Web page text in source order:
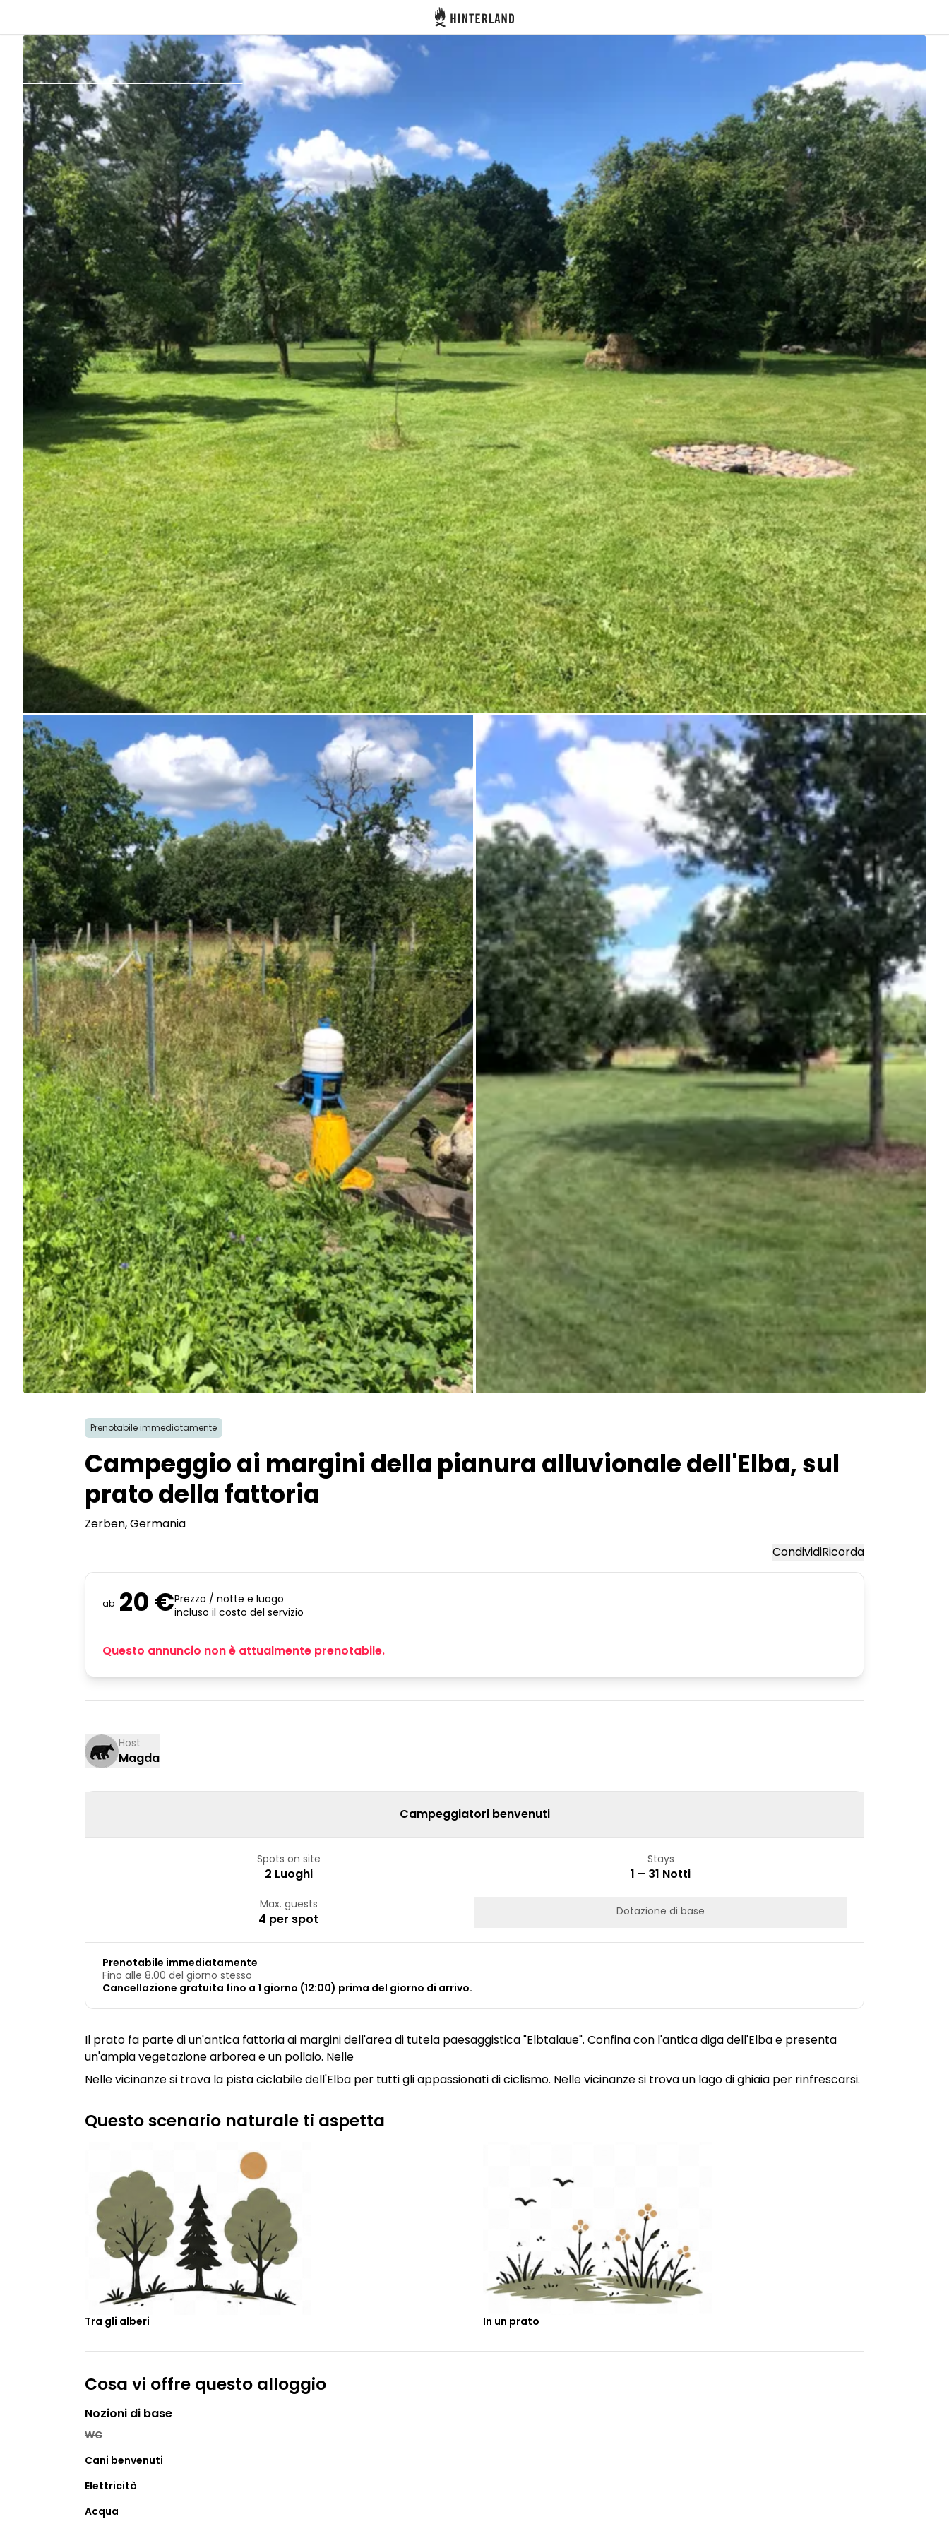
Hinterland
Accedi
Registro
Diventare Host
Piazzole
Alloggi
Pianificazione viaggio
Chiedi a Howdy
Ispirazione fotografica
Suggerimenti e ispirazione
Storie dall'Hinterland
Buoni
Chi siamo
Negozio
Contatti
Select language
Prenotabile immediatamente
Campeggio ai margini della pianura alluvionale dell'Elba, sul
prato della fattoria
Zerben, Germania
CondividiRicorda
ab 20 €Prezzo / notte e luogo
incluso il costo del servizio
Questo annuncio non è attualmente prenotabile.
Host
Magda
Campeggiatori benvenuti
Spots on site
2 Luoghi
Stays
1 – 31 Notti
Max. guests
4 per spot Dotazione di base
Prenotabile immediatamente
Fino alle 8.00 del giorno stesso
Cancellazione gratuita fino a 1 giorno (12:00) prima del giorno di arrivo.
Il prato fa parte di un'antica fattoria ai margini dell'area di tutela paesaggistica "Elbtalaue". Confina con l'antica diga dell'Elba e presenta
un'ampia vegetazione arborea e un pollaio. Nelle
Nelle vicinanze si trova la pista ciclabile dell'Elba per tutti gli appassionati di ciclismo. Nelle vicinanze si trova un lago di ghiaia per rinfrescarsi.
Questo scenario naturale ti aspetta
Tra gli alberi In un prato
Cosa vi offre questo alloggio
Nozioni di base
WC
Cani benvenuti
Elettricità
Acqua